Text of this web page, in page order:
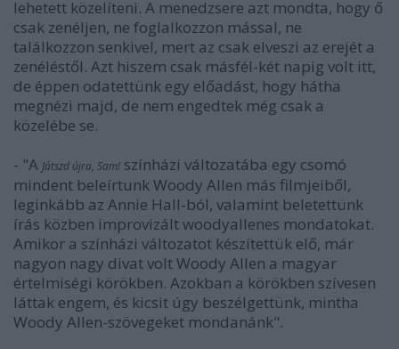
lehetett közelíteni. A menedzsere azt mondta, hogy ő
csak zenéljen, ne foglalkozzon mással, ne
találkozzon senkivel, mert az csak elveszi az erejét a
zenéléstől. Azt hiszem csak másfél-két napig volt itt,
de éppen odatettünk egy előadást, hogy hátha
megnézi majd, de nem engedtek még csak a
közelébe se.
- "A Játszd újra, Sam! színházi változatába egy csomó
mindent beleírtunk Woody Allen más filmjeiből,
leginkább az Annie Hall-ból, valamint beletettünk
írás közben improvizált woodyallenes mondatokat.
Amikor a színházi változatot készítettük elő, már
nagyon nagy divat volt Woody Allen a magyar
értelmiségi körökben. Azokban a körökben szívesen
láttak engem, és kicsit úgy beszélgettünk, mintha
Woody Allen-szövegeket mondanánk".